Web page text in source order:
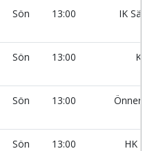
Sön 13:00 IK
Sön 13:00
Sön 13:00
Sön 13:00 HK